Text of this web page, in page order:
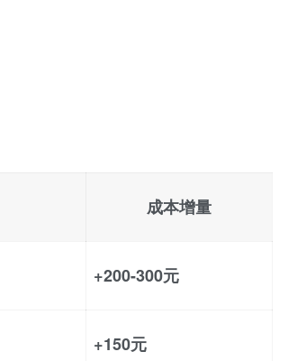
成本增量
+200-300元
+150元